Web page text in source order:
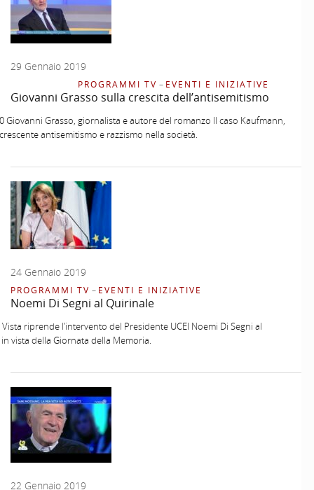
29 Gennaio 2019
PROGRAMMI TV – EVENTI E INIZIATIVE
Giovanni Grasso sulla crescita dell’antisemitismo
Giovanni Grasso, giornalista e autore del romanzo Il caso Kaufmann,
antisemitismo e razzismo nella società.
24 Gennaio 2019
PROGRAMMI TV – EVENTI E INIZIATIVE
Noemi Di Segni al Quirinale
Vista riprende l’intervento del Presidente UCEI Noemi Di Segni al
vista della Giornata della Memoria.
22 Gennaio 2019